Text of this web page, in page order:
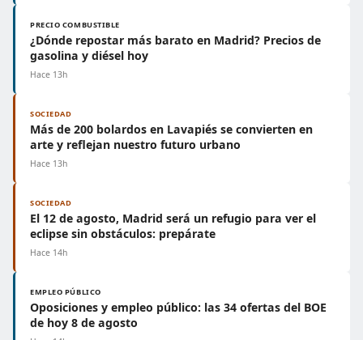
PRECIO COMBUSTIBLE
¿Dónde repostar más barato en Madrid? Precios de
gasolina y diésel hoy
Hace 13h
SOCIEDAD
Más de 200 bolardos en Lavapiés se convierten en
arte y reflejan nuestro futuro urbano
Hace 13h
SOCIEDAD
El 12 de agosto, Madrid será un refugio para ver el
eclipse sin obstáculos: prepárate
Hace 14h
EMPLEO PÚBLICO
Oposiciones y empleo público: las 34 ofertas del BOE
de hoy 8 de agosto